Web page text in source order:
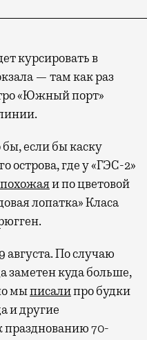
курсировать в
— там как раз
«Южный порт»
если бы каску
острова, где у «ГЭС-2»
и по цветовой
лопатка» Класа
августа. По случаю
заметен куда больше,
мыписалипро будки
и другие
празднованию 70-